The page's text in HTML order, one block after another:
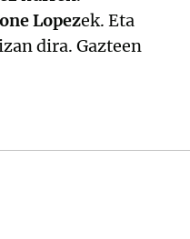
Lopezek. Eta
dira. Gazteen